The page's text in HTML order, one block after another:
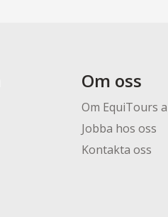
Om oss
Om EquiTours
Jobba hos oss
Kontakta oss